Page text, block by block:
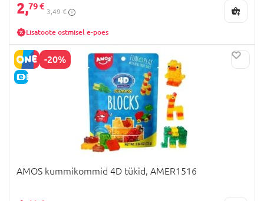
2,79 €
3,49 €
Lisatoote ostmisel e-poes
-20%
E-HIND
AMOS kummikommid 4D tükid, AMER1516